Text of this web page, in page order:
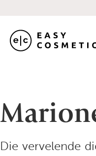
Die vervelende